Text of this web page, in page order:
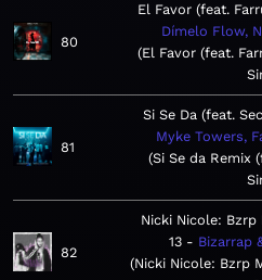
80
El Favor (feat.
Dímelo Flow,
El Favor (feat.
81
Si Se Da (feat.
Myke Towers,
Si Se da Remix
82
Nicki Nicole: Bzrp
13
Bizarrap
Nicki Nicole: Bzrp